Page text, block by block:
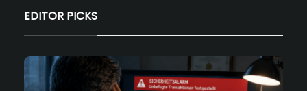
EDITOR PICKS